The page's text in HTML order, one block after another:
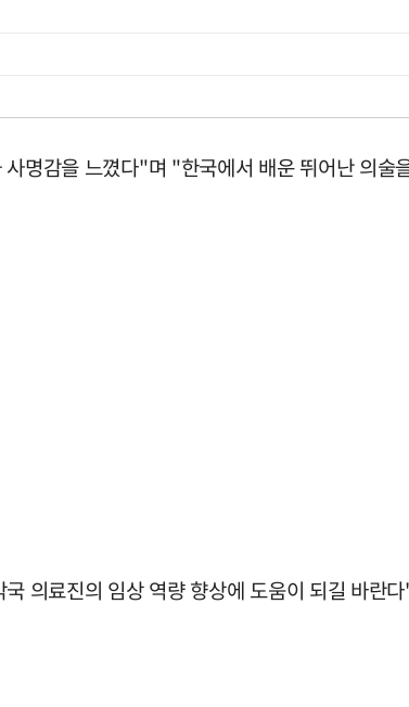
명감을 느꼈다"며 "한국에서 배운 뛰어난 의
의료진의 임상 역량 향상에 도움이 되길 바란